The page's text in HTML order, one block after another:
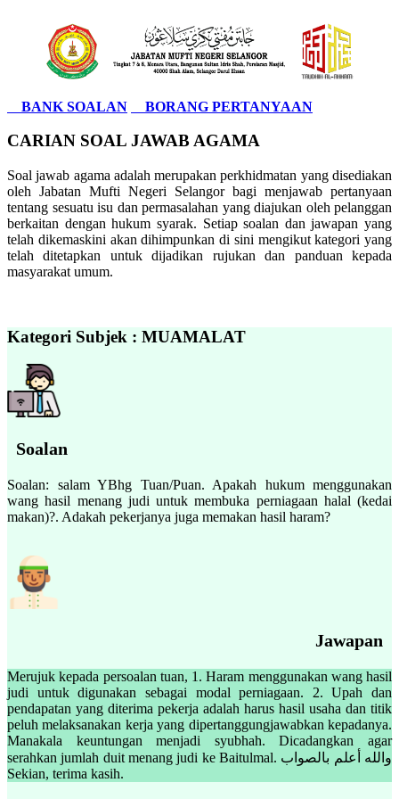
BANK SOALAN BORANG PERTANYAAN
CARIAN SOAL JAWAB AGAMA
Soal jawab agama adalah merupakan perkhidmatan yang disediakan
oleh Jabatan Mufti Negeri Selangor bagi menjawab pertanyaan
tentang sesuatu isu dan permasalahan yang diajukan oleh pelanggan
berkaitan dengan hukum syarak. Setiap soalan dan jawapan yang
telah dikemaskini akan dihimpunkan di sini mengikut kategori yang
telah ditetapkan untuk dijadikan rujukan dan panduan kepada
masyarakat umum.
Kategori Subjek : MUAMALAT
Soalan
Soalan: salam YBhg Tuan/Puan. Apakah hukum menggunakan
wang hasil menang judi untuk membuka perniagaan halal (kedai
makan)?. Adakah pekerjanya juga memakan hasil haram?
Jawapan
Merujuk kepada persoalan tuan, 1. Haram menggunakan wang hasil
judi untuk digunakan sebagai modal perniagaan. 2. Upah dan
pendapatan yang diterima pekerja adalah harus hasil usaha dan titik
peluh melaksanakan kerja yang dipertanggungjawabkan kepadanya.
Manakala keuntungan menjadi syubhah. Dicadangkan agar
serahkan jumlah duit menang judi ke Baitulmal. والله أعلم بالصواب
Sekian, terima kasih.